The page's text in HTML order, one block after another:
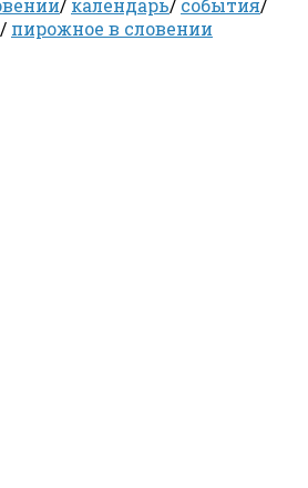
/ календарь/ события/
/ пирожное в словении